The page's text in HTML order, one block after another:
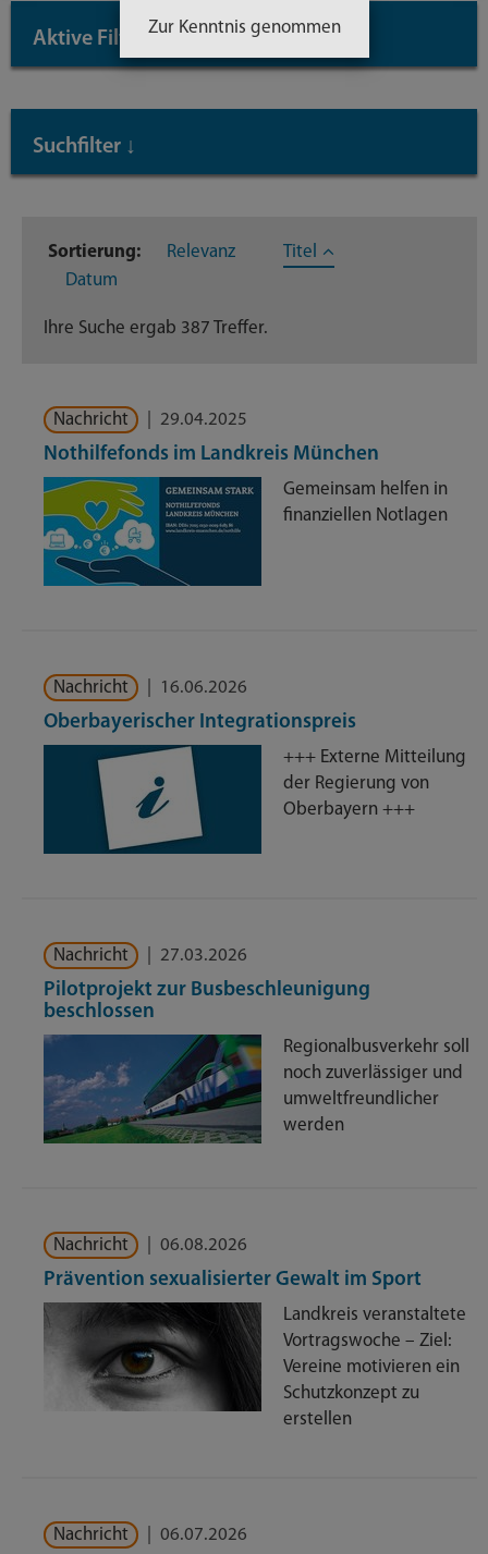
Taste
Aktive Filter ↓
Suchfilter ↓
Nachrichten
Sortierung: Relevanz
Titel
Datum
Ihre Suche ergab 387 Treffer.
Nachricht 29.04.2025
Nothilfefonds im Landkreis München
Gemeinsam helfen in
finanziellen Notlagen
Nachricht 16.06.2026
Oberbayerischer Integrationspreis
+++ Externe Mitteilung
der Regierung von
Oberbayern +++
Nachricht 27.03.2026
Pilotprojekt zur Busbeschleunigung
beschlossen
Regionalbusverkehr soll
noch zuverlässiger und
umweltfreundlicher
werden
Nachricht 06.08.2026
Prävention sexualisierter Gewalt im Sport
Landkreis veranstaltete
Vortragswoche – Ziel:
Vereine motivieren ein
Schutzkonzept zu
erstellen
Nachricht 06.07.2026
Zur Kenntnis genommen